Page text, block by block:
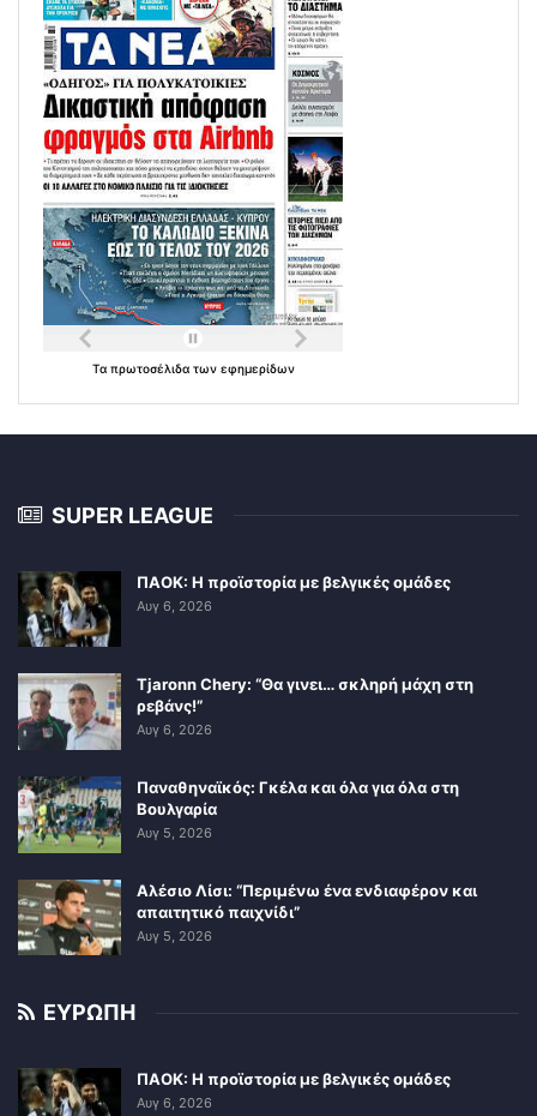
Τα πρωτοσέλιδα των εφημερίδων
SUPER LEAGUE
ΠΑΟΚ: Η προϊστορία με βελγικές ομάδες
Αυγ 6, 2026
Tjaronn Chery: “Θα γινει… σκληρή μάχη στη
ρεβάνς!”
Αυγ 6, 2026
Παναθηναϊκός: Γκέλα και όλα για όλα στη
Βουλγαρία
Αυγ 5, 2026
Αλέσιο Λίσι: “Περιμένω ένα ενδιαφέρον και
απαιτητικό παιχνίδι”
Αυγ 5, 2026
ΕΥΡΩΠΗ
ΠΑΟΚ: Η προϊστορία με βελγικές ομάδες
Αυγ 6, 2026